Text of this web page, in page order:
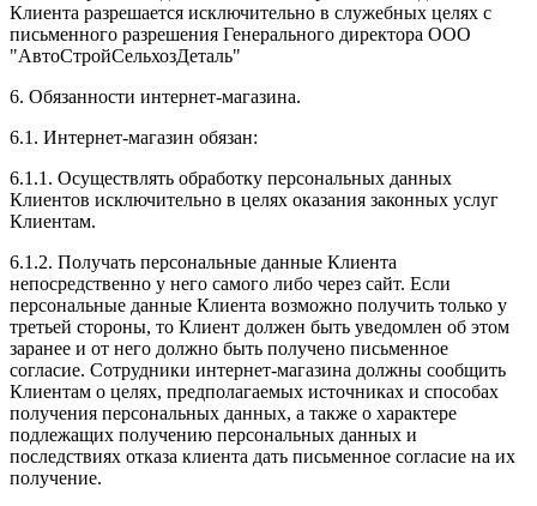
Клиента разрешается исключительно в служебных целях с
письменного разрешения Генерального директора ООО
"АвтоСтройСельхозДеталь"
6. Обязанности интернет-магазина.
6.1. Интернет-магазин обязан:
6.1.1. Осуществлять обработку персональных данных
Клиентов исключительно в целях оказания законных услуг
Клиентам.
6.1.2. Получать персональные данные Клиента
непосредственно у него самого либо через сайт. Если
персональные данные Клиента возможно получить только у
третьей стороны, то Клиент должен быть уведомлен об этом
заранее и от него должно быть получено письменное
согласие. Сотрудники интернет-магазина должны сообщить
Клиентам о целях, предполагаемых источниках и способах
получения персональных данных, а также о характере
подлежащих получению персональных данных и
последствиях отказа клиента дать письменное согласие на их
получение.